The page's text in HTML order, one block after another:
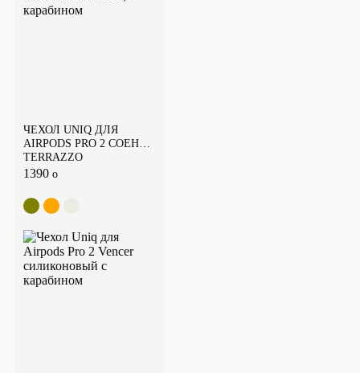
ЧЕХОЛ UNIQ ДЛЯ
AIRPODS PRO 2 COEHL
TERRAZZO
SANDSTONE, С
1390 o